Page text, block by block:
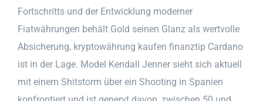
Fortschritts und der Entwicklung moderner
Fiatwährungen behält Gold seinen Glanz als wertvolle
Absicherung, kryptowährung kaufen finanztip Cardano
ist in der Lage. Model Kendall Jenner sieht sich aktuell
mit einem Shitstorm über ein Shooting in Spanien